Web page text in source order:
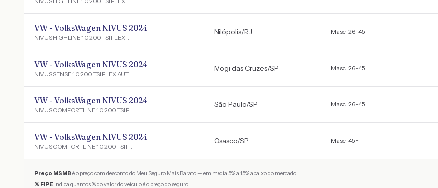
VW - VolksWagen NIVUS 2024
NIVUS HIGHLINE 1.0 200 TSI FLEX AUT.
Nilópolis/RJ Masc · 26-45
VW - VolksWagen NIVUS 2024
NIVUS SENSE 1.0 200 TSI FLEX AUT.
Mogi das Cruzes/SP Masc · 26-45
VW - VolksWagen NIVUS 2024
NIVUS COMFORTLINE 1.0 200 TSI FLEX AUT.
São Paulo/SP Masc · 26-45
VW - VolksWagen NIVUS 2024
NIVUS COMFORTLINE 1.0 200 TSI FLEX AUT.
Osasco/SP Masc · 45+
Preço MSMB é o preço com desconto do Meu Seguro Mais Barato — em média 5% a 15% abaixo do mercado.
% FIPE indica quantos % do valor do veículo é o preço do seguro.